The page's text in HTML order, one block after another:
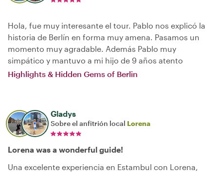
Hola, fue muy interesante el tour. Pablo nos explicó la
historia de Berlín en forma muy amena. Pasamos un
momento muy agradable. Además Pablo muy
simpático y mantuvo a mi hijo de 9 años atento
Highlights & Hidden Gems of Berlin
Gladys
Sobre el anfitrión local Lorena
Lorena was a wonderful guide!
Una excelente experiencia en Estambul con Lorena,